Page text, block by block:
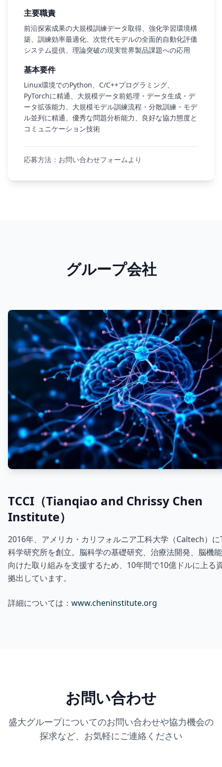
主要職責
前沿探索成果の大規模訓練データ取得、強化学習環境構
築、訓練効率最適化、次世代モデルの全面的自動化評価
システム提供、理論突破の現実世界製品課題への応用
基本要件
Linux環境でのPython、C/C++プログラミング、
PyTorchに精通、大規模データ前処理・データ生成・デ
ータ拡張能力、大規模モデル訓練流程・分散訓練・モデ
ル並列に精通、優秀な問題分析能力、良好な協力態度と
コミュニケーション技術
応募方法：お問い合わせフォームより
グループ会社
TCCI（Tianqiao and Chrissy Chen
Institute）
2016年、アメリカ・カリフォルニア工科大学（Caltech）に
科学研究所を創立。脳科学の基礎研究、治療法開発、脳機
向けた取り組みを支援するため、10年間で10億ドルに上る
拠出しています。
詳細については： www.cheninstitute.org
お問い合わせ
盛大グループについてのお問い合わせや協力機会の
探求など、お気軽にご連絡ください